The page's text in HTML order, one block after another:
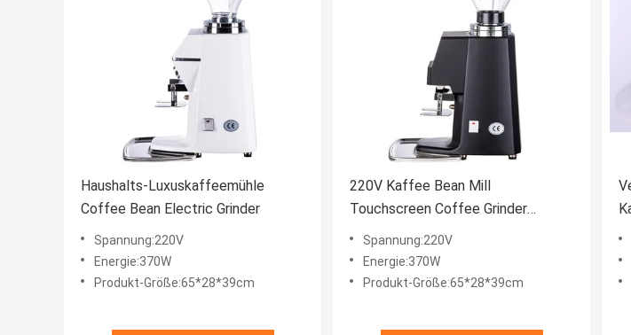
Haushalts-Luxuskaffeemühle
Coffee Bean Electric Grinder
Spannung:220V
Energie:370W
Produkt-Größe:65*28*39cm
220V Kaffee Bean Mill
Touchscreen Coffee Grinder
elektrisch
Spannung:220V
Energie:370W
Produkt-Größe:65*28*39cm